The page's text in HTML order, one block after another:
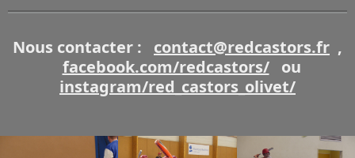
Nous contacter : contact@redcastors.fr ,
facebook.com/redcastors/
ou
instagram/red_castors_olivet/